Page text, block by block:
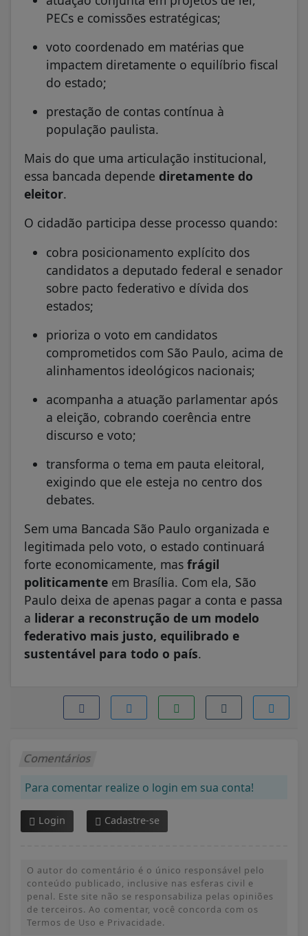
PECs e comissões estratégicas;
voto coordenado em matérias que
impactem diretamente o equilíbrio fiscal
do estado;
prestação de contas contínua à
população paulista.
Mais do que uma articulação institucional,
essa bancada depende diretamente do
eleitor.
O cidadão participa desse processo quando:
cobra posicionamento explícito dos
candidatos a deputado federal e senador
sobre pacto federativo e dívida dos
estados;
prioriza o voto em candidatos
comprometidos com São Paulo, acima de
alinhamentos ideológicos nacionais;
acompanha a atuação parlamentar após
a eleição, cobrando coerência entre
discurso e voto;
transforma o tema em pauta eleitoral,
exigindo que ele esteja no centro dos
debates.
Sem uma Bancada São Paulo organizada e
legitimada pelo voto, o estado continuará
forte economicamente, mas frágil
politicamente em Brasília. Com ela, São
Paulo deixa de apenas pagar a conta e passa
a liderar a reconstrução de um modelo
federativo mais justo, equilibrado e
sustentável para todo o país.
Comentários
Para comentar realize o login em sua conta!
Login Cadastre-se
O autor do comentário é o único responsável pelo
conteúdo publicado, inclusive nas esferas civil e
penal. Este site não se responsabiliza pelas opiniões
de terceiros. Ao comentar, você concorda com os
Termos de Uso e Privacidade.